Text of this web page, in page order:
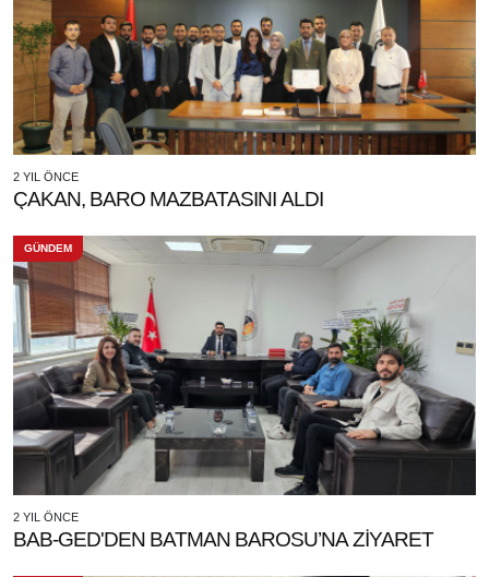
2 YIL ÖNCE
ÇAKAN, BARO MAZBATASINI ALDI
GÜNDEM
2 YIL ÖNCE
BAB-GED'DEN BATMAN BAROSU’NA ZİYARET